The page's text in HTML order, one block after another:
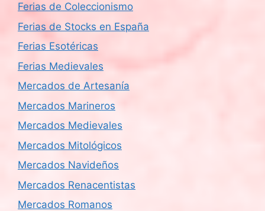
Ferias de Coleccionismo
Ferias de Stocks en España
Ferias Esotéricas
Ferias Medievales
Mercados de Artesanía
Mercados Marineros
Mercados Medievales
Mercados Mitológicos
Mercados Navideños
Mercados Renacentistas
Mercados Romanos